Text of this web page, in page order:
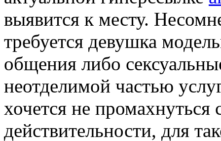
выявится к месту.
требуется девушка
общения либо
неотделимой частью
хочется не
действительности, для